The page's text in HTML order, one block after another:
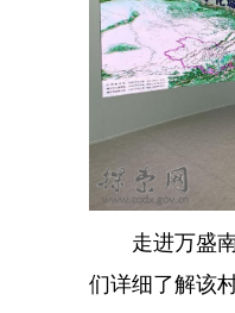
走进万盛
们详细了解该